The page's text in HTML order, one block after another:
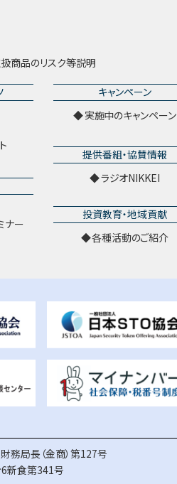
商品のリスク等説明
ナー
キャンペーン
実施中のキャンペーン
提供番組・協賛情報
ラジオNIKKEI
投資教育・地域貢献
各種活動のご紹介
局長（金商）第127号
新食第341号